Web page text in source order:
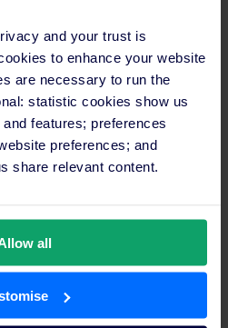
and your trust is
to enhance your website
are necessary to run the
statistic cookies show us
features; preferences
preferences; and
share relevant content.
all
prix plus attractif – et lorsque
proviennent des OTA, les
Les hôtels cherchent
plus de réservations
leur part de revenus. Cela
lorsqu’ils proposent des
les hôtels sont obligés d’en
certains hôtels excluent
de parité tarifaire